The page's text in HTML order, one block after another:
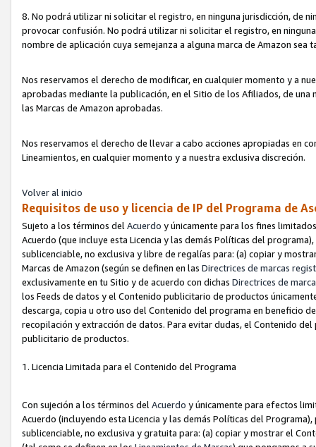
8. No podrá utilizar ni solicitar el registro, en ninguna jurisdicción, de
provocar confusión. No podrá utilizar ni solicitar el registro, en
nombre de aplicación cuya semejanza a alguna marca de Amazon
Nos reservamos el derecho de modificar, en cualquier momento y a
aprobadas mediante la publicación, en el Sitio de los Afiliados, de
las Marcas de Amazon aprobadas.
Nos reservamos el derecho de llevar a cabo acciones apropiadas en
Lineamientos, en cualquier momento y a nuestra exclusiva discreción.
Volver al inicio
Requisitos de uso y licencia de IP del Programa de
Sujeto a los términos del Acuerdo y únicamente para los fines
Acuerdo (que incluye esta Licencia y las demás Políticas del
sublicenciable, no exclusiva y libre de regalías para: (a) copiar y
Marcas de Amazon (según se definen en las Directrices de marcas
exclusivamente en tu Sitio y de acuerdo con dichas Directrices de
los Feeds de datos y el Contenido publicitario de productos
descarga, copia u otro uso del Contenido del programa en beneficio
recopilación y extracción de datos. Para evitar dudas, el Contenido
publicitario de productos.
1. Licencia Limitada para el Contenido del Programa
Con sujeción a los términos del Acuerdo y únicamente para efectos
Acuerdo (incluyendo esta Licencia y las demás Políticas del
sublicenciable, no exclusiva y gratuita para: (a) copiar y mostrar el